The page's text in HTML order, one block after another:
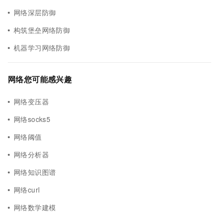
网络深层防御
构筑堡垒网络防御
机器学习网络防御
网络您可能感兴趣
网络变压器
网络socks5
网络阈值
网络分析器
网络知识图谱
网络curl
网络数学建模